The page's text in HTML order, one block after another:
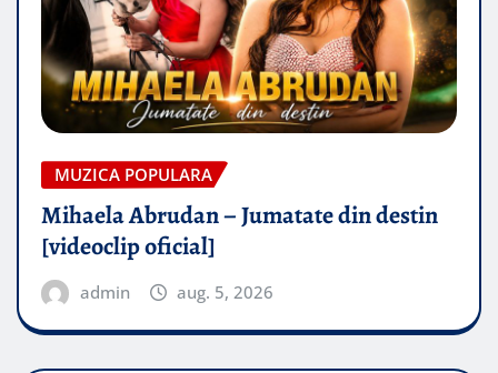
MUZICA POPULARA
Mihaela Abrudan – Jumatate din destin
[videoclip oficial]
admin aug. 5, 2026